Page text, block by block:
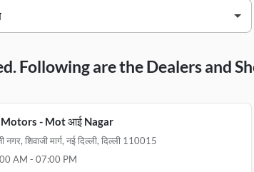
Following are the Dealers and
- Mot आई Nagar
नगर, शिवाजी मार्ग, नई दिल्ली, दिल्ली 110015
AM - 07:00 PM